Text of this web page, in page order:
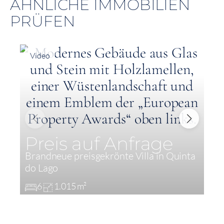
ÄHNLICHE IMMOBILIEN
PRÜFEN
Preis auf Anfrage
Brandneue preisgekrönte Villa in Quinta
do Lago
6 1.015 m²
Video